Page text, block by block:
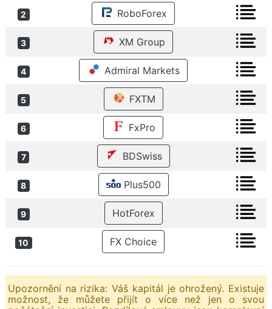
2 RoboForex
3 XM Group
4 Admiral Markets
5 FXTM
6 FxPro
7 BDSwiss
8 Plus500
9 HotForex
10 FX Choice
Upozornění na rizika: Váš kapitál je ohrožený. Existuje
možnost, že můžete přijít o více než jen o svou